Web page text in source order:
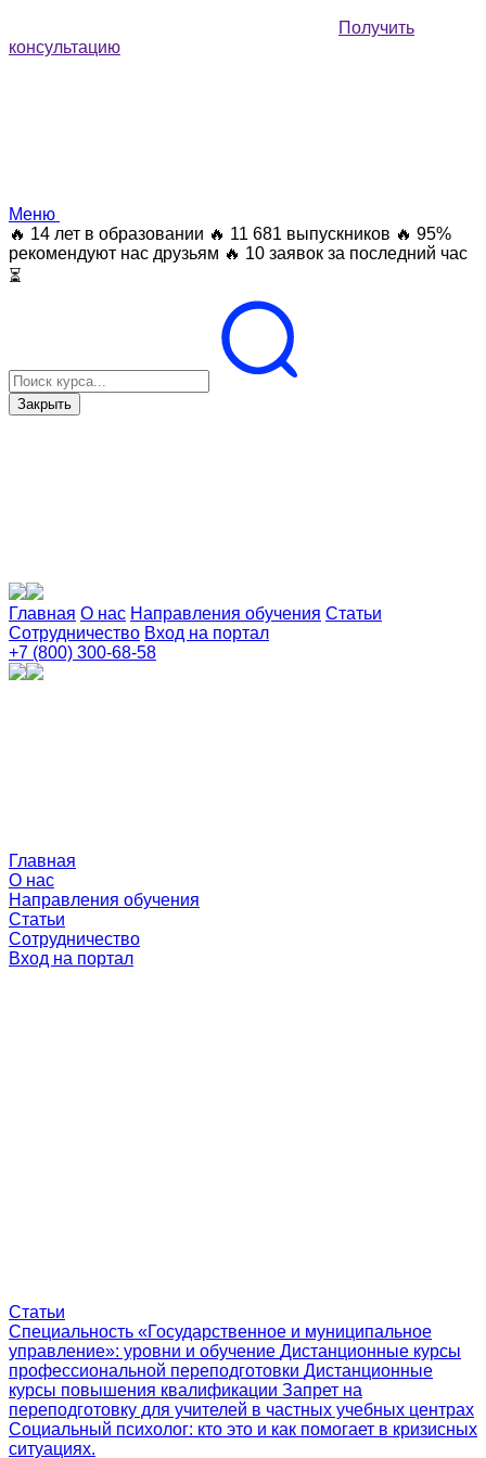
Получить
консультацию
Меню
🔥 14 лет в образовании 🔥 11 681 выпускников 🔥 95%
рекомендуют нас друзьям 🔥 10 заявок за последний час
⏳
Закрыть
Главная О нас Направления обучения Статьи
Сотрудничество Вход на портал
+7 (800) 300-68-58
Главная
О нас
Направления обучения
Статьи
Сотрудничество
Вход на портал
Статьи
Специальность «Государственное и муниципальное
управление»: уровни и обучение Дистанционные курсы
профессиональной переподготовки Дистанционные
курсы повышения квалификации Запрет на
переподготовку для учителей в частных учебных центрах
Социальный психолог: кто это и как помогает в кризисных
ситуациях.